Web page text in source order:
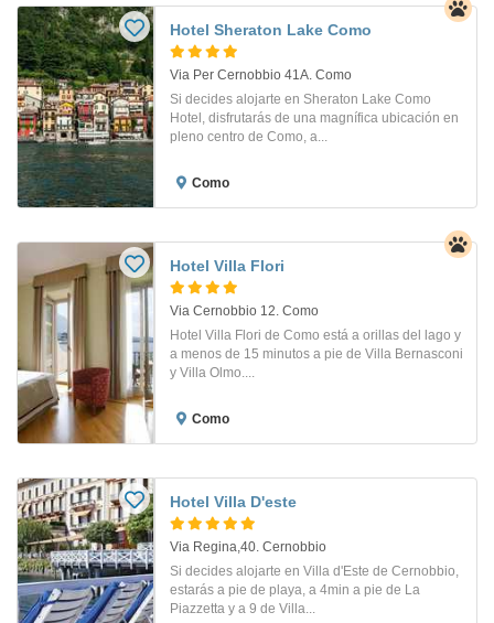
Hotel Sheraton Lake Como
Via Per Cernobbio 41A. Como
Si decides alojarte en Sheraton Lake Como
Hotel, disfrutarás de una magnífica ubicación en
pleno centro de Como, a...
Como
Hotel Villa Flori
Via Cernobbio 12. Como
Hotel Villa Flori de Como está a orillas del lago y
a menos de 15 minutos a pie de Villa Bernasconi
y Villa Olmo....
Como
Hotel Villa D'este
Via Regina,40. Cernobbio
Si decides alojarte en Villa d'Este de Cernobbio,
estarás a pie de playa, a 4min a pie de La
Piazzetta y a 9 de Villa...